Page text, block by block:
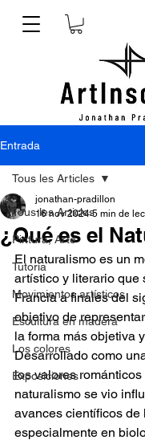
Entrada
Tous les Articles
Pintura, Arte
Tutoría
Movimientos artísticos
Escultura en madera
Los colores
Exposiciones
Tous les Articles
¿Qué es el
jonathan-pradillon
16 nov 2024 5 min de
El naturalismo es un
artístico y literario que
Francia a finales del
objetivo de
la forma más objetiva
Desarrollado como
los valores
naturalismo se vio
avances científicos de
especialmente en